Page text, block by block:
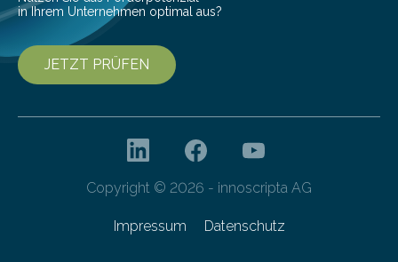
in Ihrem Unternehmen optimal aus?
JETZT PRÜFEN
Copyright © 2026 - innoscripta AG
Impressum Datenschutz